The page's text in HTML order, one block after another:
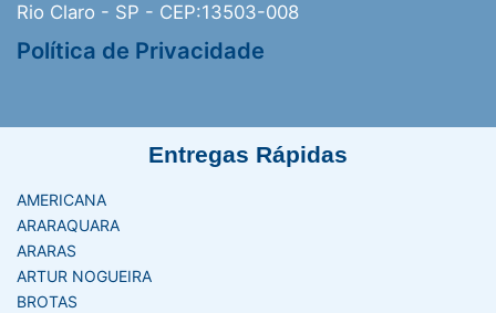
Rio Claro - SP - CEP:13503-008
Política de Privacidade
Entregas Rápidas
AMERICANA
ARARAQUARA
ARARAS
ARTUR NOGUEIRA
BROTAS